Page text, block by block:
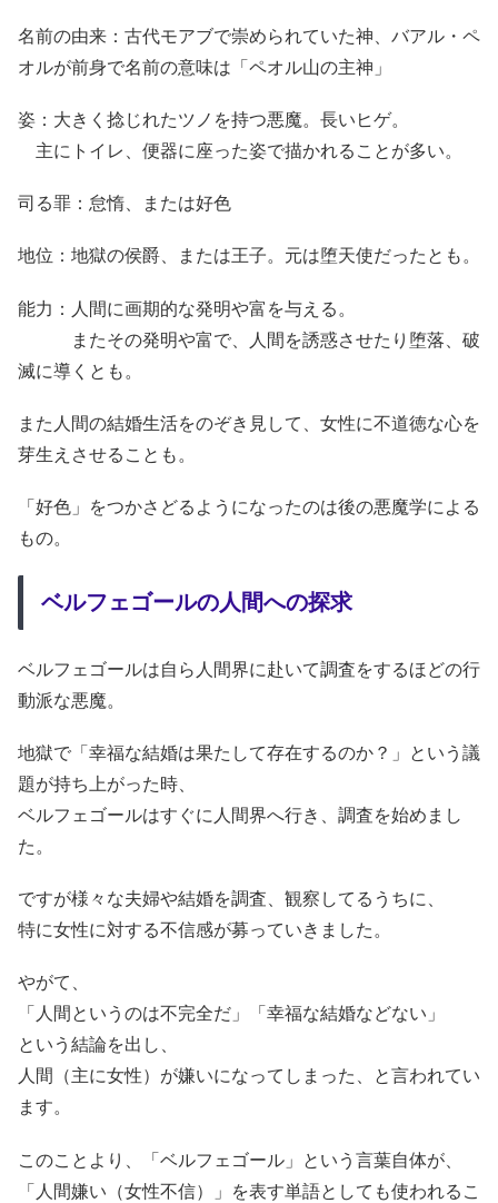
名前の由来：古代モアブで崇められていた神、バアル・ペ
オルが前身で名前の意味は「ペオル山の主神」
姿：大きく捻じれたツノを持つ悪魔。長いヒゲ。
主にトイレ、便器に座った姿で描かれることが多い。
司る罪：怠惰、または好色
地位：地獄の侯爵、または王子。元は堕天使だったとも。
能力：人間に画期的な発明や富を与える。
またその発明や富で、人間を誘惑させたり堕落、破
滅に導くとも。
また人間の結婚生活をのぞき見して、女性に不道徳な心を
芽生えさせることも。
「好色」をつかさどるようになったのは後の悪魔学による
もの。
ベルフェゴールの人間への探求
ベルフェゴールは自ら人間界に赴いて調査をするほどの行
動派な悪魔。
地獄で「幸福な結婚は果たして存在するのか？」という議
題が持ち上がった時、
ベルフェゴールはすぐに人間界へ行き、調査を始めまし
た。
ですが様々な夫婦や結婚を調査、観察してるうちに、
特に女性に対する不信感が募っていきました。
やがて、
「人間というのは不完全だ」「幸福な結婚などない」
という結論を出し、
人間（主に女性）が嫌いになってしまった、と言われてい
ます。
このことより、「ベルフェゴール」という言葉自体が、
「人間嫌い（女性不信）」を表す単語としても使われるこ